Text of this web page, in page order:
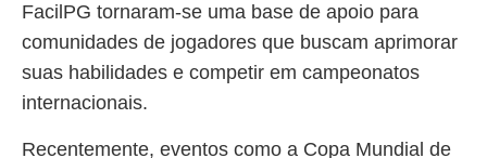
FacilPG tornaram-se uma base de apoio para
comunidades de jogadores que buscam aprimorar
suas habilidades e competir em campeonatos
internacionais.
Recentemente, eventos como a Copa Mundial de